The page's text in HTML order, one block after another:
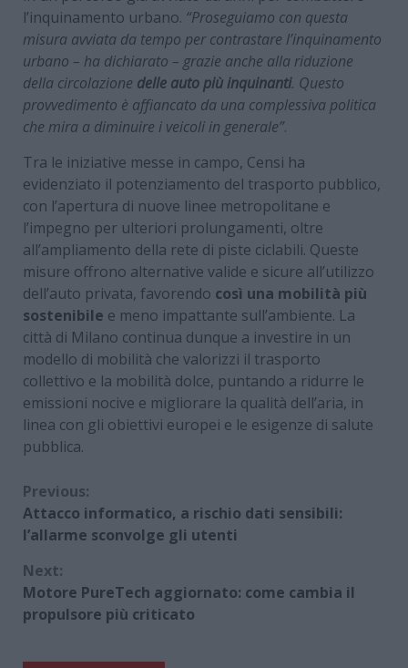
l’inquinamento urbano. “Proseguiamo con questa
misura avviata da tempo per contrastare l’inquinamento
urbano – ha dichiarato – grazie anche alla riduzione
della circolazione delle auto più inquinanti. Questo
provvedimento è affiancato da una complessiva politica
che mira a diminuire i veicoli in generale”.
Tra le iniziative messe in campo, Censi ha
evidenziato il potenziamento del trasporto pubblico,
con l’apertura di nuove linee metropolitane e
l’impegno per ulteriori prolungamenti, oltre
all’ampliamento della rete di piste ciclabili. Queste
misure offrono alternative valide e sicure all’utilizzo
dell’auto privata, favorendo così una mobilità più
sostenibile e meno impattante sull’ambiente. La
città di Milano continua dunque a investire in un
modello di mobilità che valorizzi il trasporto
collettivo e la mobilità dolce, puntando a ridurre le
emissioni nocive e migliorare la qualità dell’aria, in
linea con gli obiettivi europei e le esigenze di salute
pubblica.
Continue
Reading
Previous:
Attacco informatico, a rischio dati sensibili:
l’allarme sconvolge gli utenti
Next:
Motore PureTech aggiornato: come cambia il
propulsore più criticato